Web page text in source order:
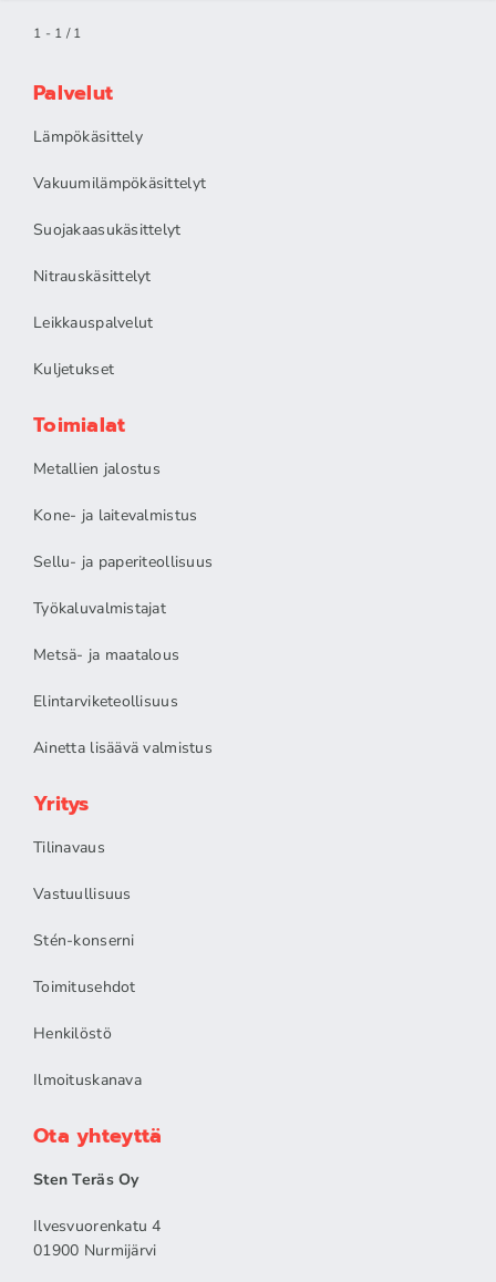
1 - 1 / 1
Palvelut
Lämpökäsittely
Vakuumilämpökäsittelyt
Suojakaasukäsittelyt
Nitrauskäsittelyt
Leikkauspalvelut
Kuljetukset
Toimialat
Metallien jalostus
Kone- ja laitevalmistus
Sellu- ja paperiteollisuus
Työkaluvalmistajat
Metsä- ja maatalous
Elintarviketeollisuus
Ainetta lisäävä valmistus
Yritys
Tilinavaus
Vastuullisuus
Stén-konserni
Toimitusehdot
Henkilöstö
Ilmoituskanava
Ota yhteyttä
Sten Teräs Oy
Ilvesvuorenkatu 4
01900 Nurmijärvi